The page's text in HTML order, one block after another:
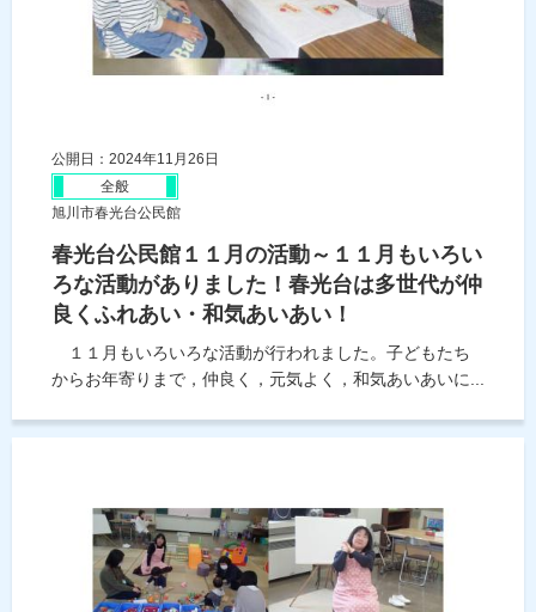
公開日：2024年11月26日
全般
旭川市春光台公民館
春光台公民館１１月の活動～１１月もいろい
ろな活動がありました！春光台は多世代が仲
良くふれあい・和気あいあい！
１１月もいろいろな活動が行われました。子どもたち
からお年寄りまで，仲良く，元気よく，和気あいあいに...